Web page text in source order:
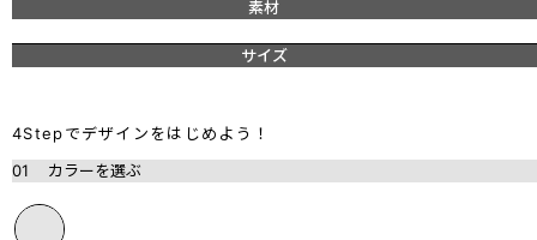
素材
サイズ
4Stepでデザインをはじめよう！
01
カラーを選ぶ